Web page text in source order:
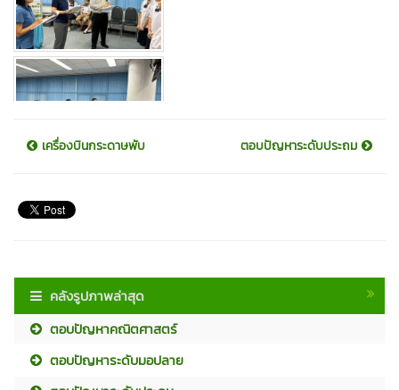
เครื่องบินกระดาษพับ ตอบปัญหาระดับประถม
คลังรูปภาพล่าสุด
ตอบปัญหาคณิตศาสตร์
ตอบปัญหาระดับมอปลาย